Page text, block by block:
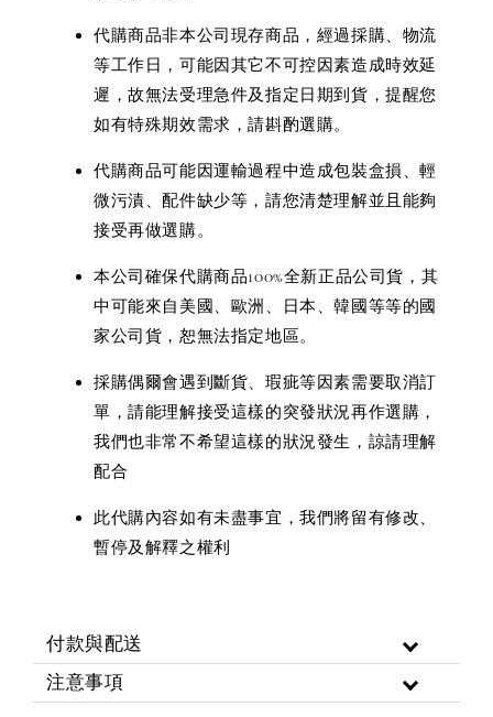
代購商品非本公司現存商品，經過採購、物流
等工作日，可能因其它不可控因素造成時效延
遲，故無法受理急件及指定日期到貨，提醒您
如有特殊期效需求，請斟酌選購。
代購商品可能因運輸過程中造成包裝盒損、輕
微污漬、配件缺少等，請您清楚理解並且能夠
接受再做選購。
本公司確保代購商品100%全新正品公司貨，其
中可能來自美國、歐洲、日本、韓國等等的國
家公司貨，恕無法指定地區。
採購偶爾會遇到斷貨、瑕疵等因素需要取消訂
單，請能理解接受這樣的突發狀況再作選購，
我們也非常不希望這樣的狀況發生，諒請理解
配合
此代購內容如有未盡事宜，我們將留有修改、
暫停及解釋之權利
付款與配送
注意事項